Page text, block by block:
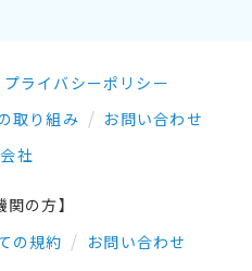
プライバシーポリシー
取り組み
お問い合わせ
社
関の方】
の規約
お問い合わせ